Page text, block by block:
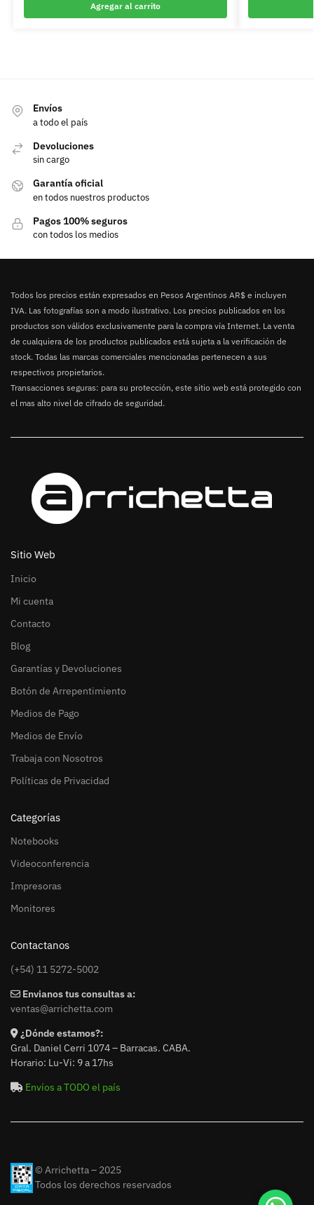
Agregar al carrito
Envíos
a todo el país
Devoluciones
sin cargo
Garantía oficial
en todos nuestros productos
Pagos 100% seguros
con todos los medios
Todos los precios están expresados en Pesos Argentinos AR$ e incluyen
IVA. Las fotografías son a modo ilustrativo. Los precios publicados en los
productos son válidos exclusivamente para la compra vía Internet. La venta
de cualquiera de los productos publicados está sujeta a la verificación de
stock. Todas las marcas comerciales mencionadas pertenecen a sus
respectivos propietarios.
Transacciones seguras: para su protección, este sitio web está protegido con
el mas alto nivel de cifrado de seguridad.
Sitio Web
Inicio
Mi cuenta
Contacto
Blog
Garantías y Devoluciones
Botón de Arrepentimiento
Medios de Pago
Medios de Envío
Trabaja con Nosotros
Políticas de Privacidad
Categorías
Notebooks
Videoconferencia
Impresoras
Monitores
Contactanos
(+54) 11 5272-5002
Envianos tus consultas a:
ventas@arrichetta.com
¿Dónde estamos?:
Gral. Daniel Cerri 1074 – Barracas. CABA.
Horario: Lu-Vi: 9 a 17hs
Envíos a TODO el país
© Arrichetta – 2025
Todos los derechos reservados